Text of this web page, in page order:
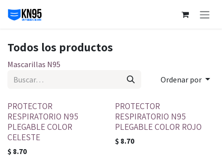
Todos los productos
Mascarillas N95
Ordenar por
PROTECTOR
RESPIRATORIO N95
PLEGABLE COLOR
CELESTE
$ 8.70
PROTECTOR
RESPIRATORIO N95
PLEGABLE COLOR ROJO
$ 8.70